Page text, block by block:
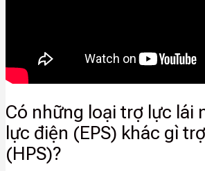
Có những loại trợ lực lái
lực điện (EPS) khác gì
(HPS)?